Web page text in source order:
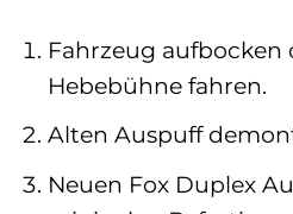
Fahrzeug aufbocken
Hebebühne fahren.
Alten Auspuff
Neuen Fox Duplex